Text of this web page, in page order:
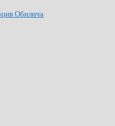
Обилича